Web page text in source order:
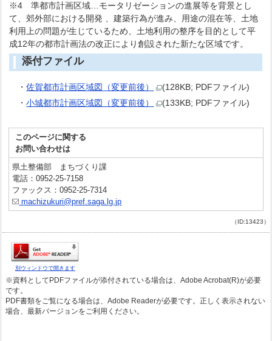
※4 準都市計画区域…モータリゼーションの進展等を背景とし
て、郊外部における開発 、建築行為が進み、用途の混在等、土地
利用上の問題が生じているため、土地利用の整序を目的として平
成12年の都市計画法の改正により創設された新たな区域です。
添付ファイル
・佐賀都市計画区域図（変更前後）
(128KB; PDFファイル)
・小城都市計画区域図（変更前後） (133KB; PDFファイル)
このページに関する
お問い合わせは
県土整備部 まちづくり課
電話：0952-25-7158
ファックス：0952-25-7314
machizukuri@pref.saga.lg.jp
（ID:13423）
別ウィンドウで開きます
※資料としてPDFファイルが添付されている場合は、Adobe Acrobat(R)が必要
です。
PDF書類をご覧になる場合は、Adobe Readerが必要です。正しく表示されない
場合、最新バージョンをご利用ください。